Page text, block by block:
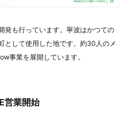
発も行っています。寧波はかつての
として使用した地です。約30人のメ
事業を展開しています。
営業開始